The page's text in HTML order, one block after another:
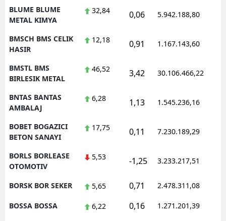
BLUME BLUME
METAL KIMYA
32,84 0,06 5.942.188,80
BMSCH BMS CELIK
HASIR
12,18 0,91 1.167.143,60
BMSTL BMS
BIRLESIK METAL
46,52 3,42 30.106.466,22
BNTAS BANTAS
AMBALAJ
6,28 1,13 1.545.236,16
BOBET BOGAZICI
BETON SANAYI
17,75 0,11 7.230.189,29
BORLS BORLEASE
OTOMOTIV
5,53 -1,25 3.233.217,51
BORSK BOR SEKER 5,65 0,71 2.478.311,08
BOSSA BOSSA 6,22 0,16 1.271.201,39